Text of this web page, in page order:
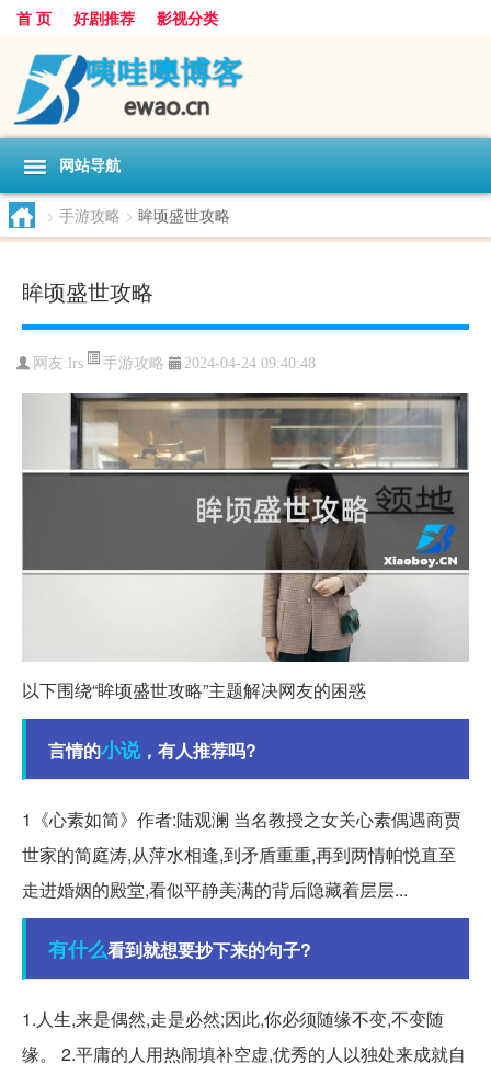
首 页 好剧推荐 影视分类
网站导航
> 手游攻略 > 眸顷盛世攻略
眸顷盛世攻略
网友: lrs 手游攻略 2024-04-24 09:40:48
以下围绕“眸顷盛世攻略”主题解决网友的困惑
言情的小说，有人推荐吗?
1《心素如简》作者:陆观澜 当名教授之女关心素偶遇商贾
世家的简庭涛,从萍水相逢,到矛盾重重,再到两情帕悦直至
走进婚姻的殿堂,看似平静美满的背后隐藏着层层...
有什么看到就想要抄下来的句子?
1.人生,来是偶然,走是必然;因此,你必须随缘不变,不变随
缘。 2.平庸的人用热闹填补空虚,优秀的人以独处来成就自